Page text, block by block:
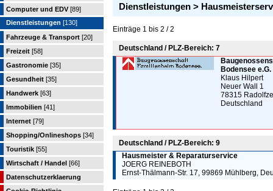
Computer und EDV [89]
Dienstleistungen [130]
Fahrzeuge & Transport [20]
Freizeit [58]
Gastronomie [35]
Gesundheit [35]
Handwerk [63]
Immobilien [41]
Internet [79]
Shopping/Onlineshops [34]
Touristik [55]
Wirtschaft / Handel [66]
Datenschutzerklaerung
Dienstleistungen >
Einträge 1 bis 2 / 2
Deutschland / PLZ-Bereich: 7
Bodensee e.G.
Klaus Hilpert
Neuer Wall 1
78315
Deutschland
Deutschland / PLZ-Bereich: 9
Hausmeister & Reparaturservice
JOERG REINEBOTH
Ernst-Thälmann-Str. 17, 99869 Mühlberg,